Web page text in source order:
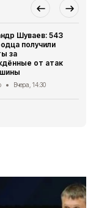
Шуваев: 543
получили
за
от атак
Вчера, 14:30